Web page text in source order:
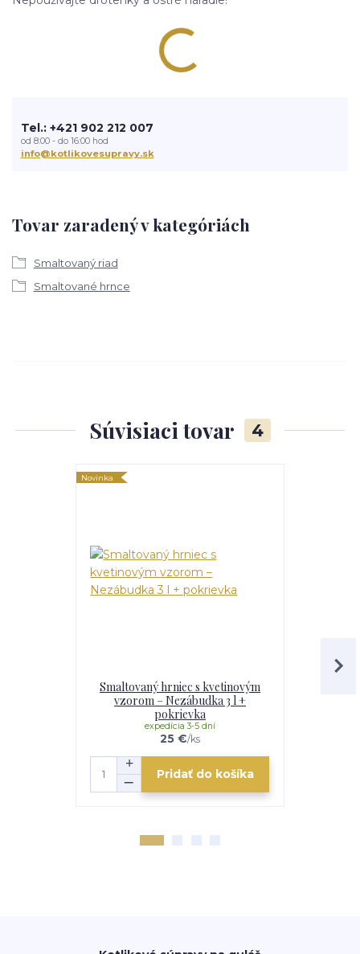
Tovar zaradený v kategóriách
Smaltovaný riad
Smaltované hrnce
Tel.: +421 902 212 007
od 8:00 - do 16:00 hod
info@kotlikovesupravy.sk
Súvisiaci tovar 4
Novinka
Smaltovaný hrniec s kvetinovým
vzorom – Nezábudka 3 l +
pokrievka
25 €/ks
expedícia 3-5 dní
Pridať do košíka